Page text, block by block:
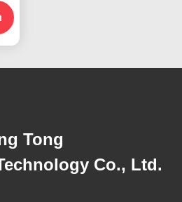
Tong
Co., Ltd.